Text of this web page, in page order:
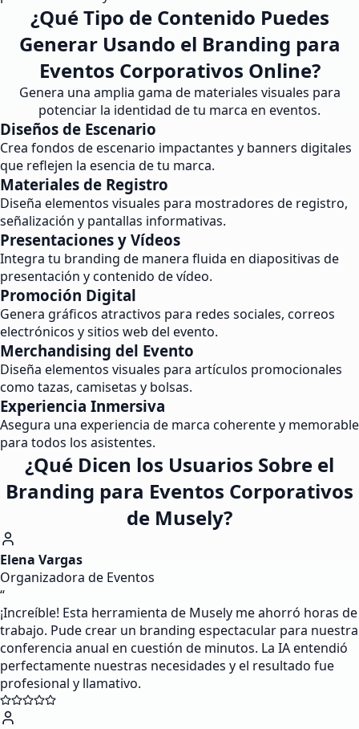
¿Qué Tipo de Contenido Puedes
Generar Usando el Branding para
Eventos Corporativos Online?
Genera una amplia gama de materiales visuales para
potenciar la identidad de tu marca en eventos.
Diseños de Escenario
Crea fondos de escenario impactantes y banners digitales
que reflejen la esencia de tu marca.
Materiales de Registro
Diseña elementos visuales para mostradores de registro,
señalización y pantallas informativas.
Presentaciones y Vídeos
Integra tu branding de manera fluida en diapositivas de
presentación y contenido de vídeo.
Promoción Digital
Genera gráficos atractivos para redes sociales, correos
electrónicos y sitios web del evento.
Merchandising del Evento
Diseña elementos visuales para artículos promocionales
como tazas, camisetas y bolsas.
Experiencia Inmersiva
Asegura una experiencia de marca coherente y memorable
para todos los asistentes.
¿Qué Dicen los Usuarios Sobre el
Branding para Eventos Corporativos
de Musely?
Elena Vargas
Organizadora de Eventos
“
¡Increíble! Esta herramienta de Musely me ahorró horas de
trabajo. Pude crear un branding espectacular para nuestra
conferencia anual en cuestión de minutos. La IA entendió
perfectamente nuestras necesidades y el resultado fue
profesional y llamativo.